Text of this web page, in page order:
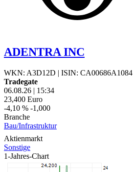
ADENTRA INC
WKN: A3D12D | ISIN: CA00686A1084
Tradegate
06.08.26 | 15:34
23,400 Euro
-4,10 % -1,000
Branche
Bau/Infrastruktur
Aktienmarkt
Sonstige
1-Jahres-Chart